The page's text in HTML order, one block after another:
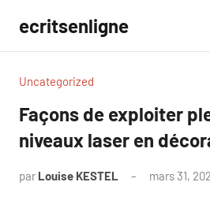
contenu
ecritsenligne
Uncategorized
Façons de exploiter
niveaux laser en
par Louise KESTEL mars 31,